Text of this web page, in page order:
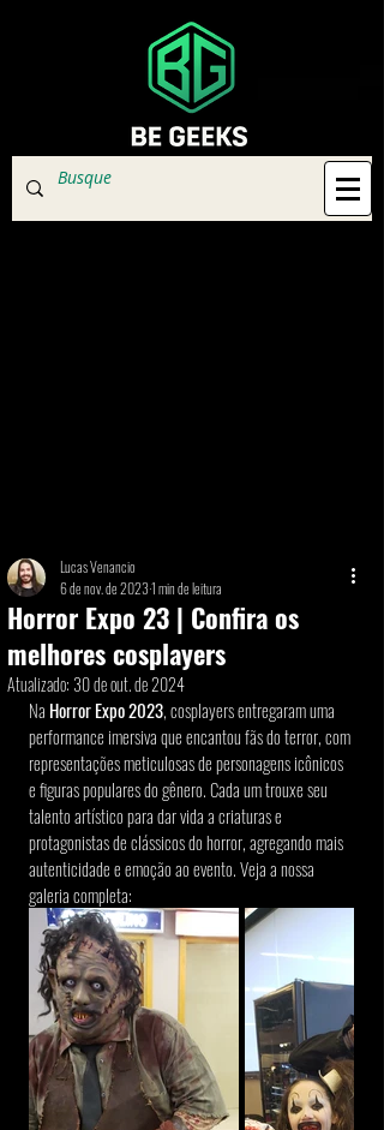
Horror Expo 23 | Confira os
melhores cosplayers
Lucas Venancio
6 de nov. de 20231 min de leitura
Atualizado: 30 de out. de 2024
Na Horror Expo 2023, cosplayers entregaram uma
performance imersiva que encantou fãs do terror, com
representações meticulosas de personagens icônicos
e figuras populares do gênero. Cada um trouxe seu
talento artístico para dar vida a criaturas e
protagonistas de clássicos do horror, agregando mais
autenticidade e emoção ao evento. Veja a nossa
galeria completa: